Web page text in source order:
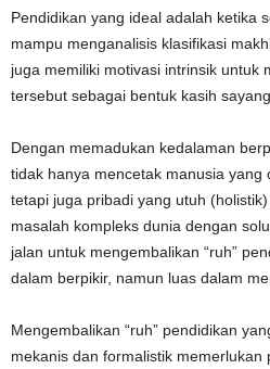
Pendidikan yang ideal adalah ketika
mampu menganalisis klasifikasi
juga memiliki motivasi intrinsik untuk
tersebut sebagai bentuk kasih
Dengan memadukan kedalaman
tidak hanya mencetak manusia yang
tetapi juga pribadi yang utuh
masalah kompleks dunia dengan
jalan untuk mengembalikan “ruh”
dalam berpikir, namun luas dalam
Mengembalikan “ruh” pendidikan
mekanis dan formalistik memerlukan